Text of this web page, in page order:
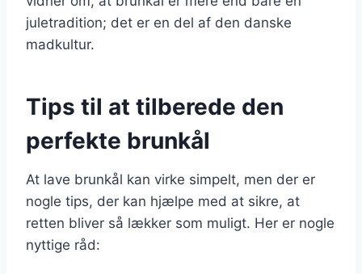
juletradition; det er en del af den danske
madkultur.
Tips til at tilberede den
perfekte brunkål
At lave brunkål kan virke simpelt, men der er
nogle tips, der kan hjælpe med at sikre, at
retten bliver så lækker som muligt. Her er nogle
nyttige råd: